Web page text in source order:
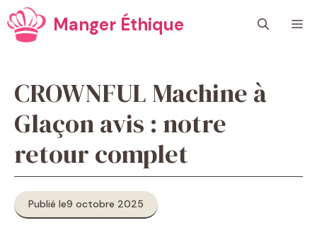
Aller
au
contenu
Manger Éthique
CROWNFUL Machine à
Glaçon avis : notre
retour complet
Publié le9 octobre 2025